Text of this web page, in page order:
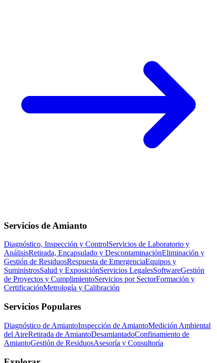
Servicios de Amianto
Diagnóstico, Inspección y ControlServicios de Laboratorio y
AnálisisRetirada, Encapsulado y DescontaminaciónEliminación y
Gestión de ResiduosRespuesta de EmergenciaEquipos y
SuministrosSalud y ExposiciónServicios LegalesSoftwareGestión
de Proyectos y CumplimientoServicios por SectorFormación y
CertificaciónMetrología y Calibración
Servicios Populares
Diagnóstico de AmiantoInspección de AmiantoMedición Ambiental
del AireRetirada de AmiantoDesamiantadoConfinamiento de
AmiantoGestión de ResiduosAsesoría y Consultoría